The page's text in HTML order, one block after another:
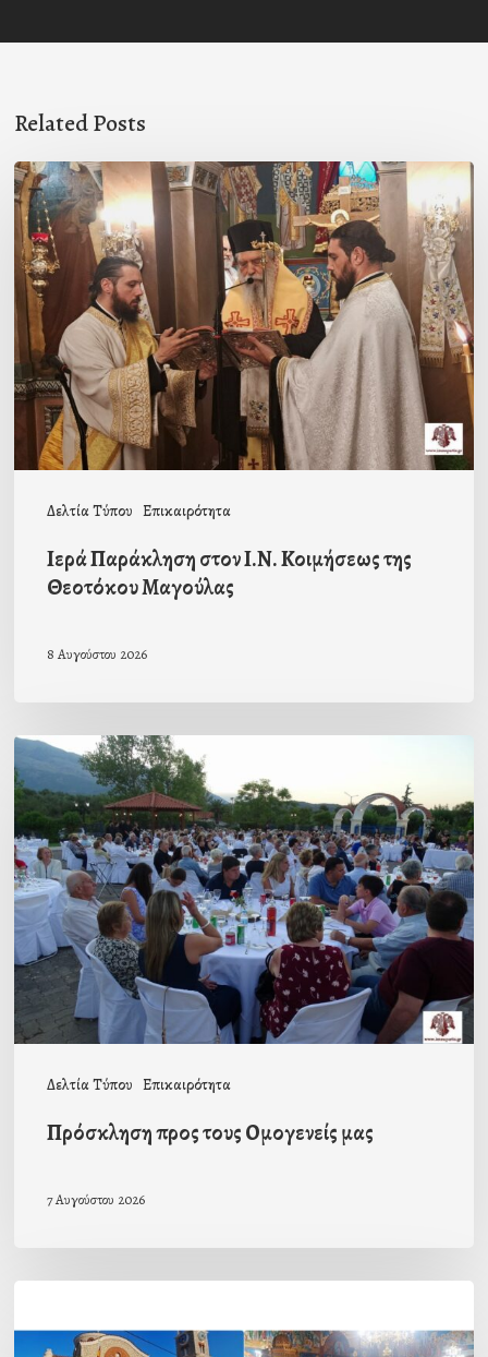
Related Posts
Δελτία Τύπου Επικαιρότητα
Ιερά
Παράκληση
στον
Ι.Ν.
Κοιμήσεως
της
Θεοτόκου
Μαγούλας
Ιερά Παράκληση στον Ι.Ν. Κοιμήσεως της
Θεοτόκου Μαγούλας
8 Αυγούστου 2026
Δελτία Τύπου Επικαιρότητα
Πρόσκληση
προς
τους
Ομογενείς
μας
Πρόσκληση προς τους Ομογενείς μας
7 Αυγούστου 2026
εορτή